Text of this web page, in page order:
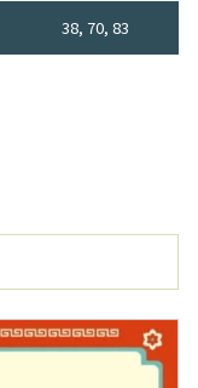
38, 70, 83